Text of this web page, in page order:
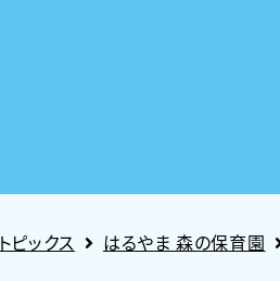
トピックス はるやま 森の保育園